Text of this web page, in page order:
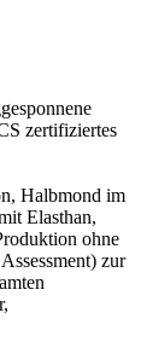
zertifiziertes
Halbmond im
Elasthan,
ohne
zur